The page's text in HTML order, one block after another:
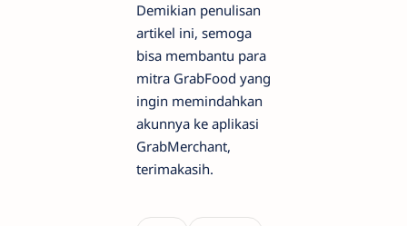
Demikian penulisan
artikel ini, semoga
bisa membantu para
mitra GrabFood yang
ingin memindahkan
akunnya ke aplikasi
GrabMerchant,
terimakasih.